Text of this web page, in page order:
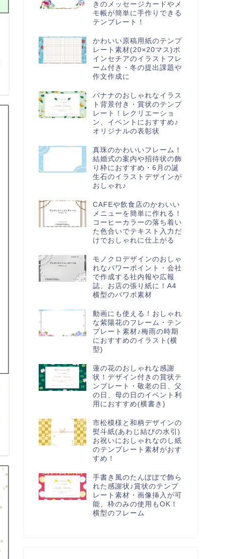
きのメッセージカードやメ
モ帳が簡単に手作りできる
テンプレート！
かわいい原稿用紙のテンプ
レート素材(20×20マス)ポ
インセチアのイラストフレ
ーム付き・冬の提出課題や
作文作成に
バナナのおしゃれなイラス
ト背景付き・賞状のテンプ
レート！レクリエーショ
ン、イベントにおすすめ♪
オリジナルの表彰状
真珠のかわいいフレーム！
結婚式の案内や招待状の飾
り枠におすすめ・6月の誕
生石のイラストデザインが
おしゃれ♪
CAFEや飲食店のかわいい
メニューを簡単に作れる！
コーヒーカラーの落ち着い
た色合いでテキスト入力だ
けでおしゃれに仕上がる
モノクロデザインのおしゃ
れなパワーポイント・会社
で作成する社内報や広報
誌、お店の張り紙に！A4
横型のパワポ素材
動画にも使える！おしゃれ
な紫陽花のフレーム・テン
プレート素材♪梅雨の時期
におすすめのイラスト(横
型)
蓮の花のおしゃれな感謝
状！デザイン付きの賞状テ
ンプレート・敬老の日、父
の日、母の日のイベント利
用におすすめ(横書き)
市松模様と和柄デザインの
熨斗紙(あわじ結びの水引)
お祝いにおしゃれなのし紙
のテンプレート素材がおす
すめ！
手書き風のたんぽぽで飾ら
れた感謝状♪賞状のテンプ
レート素材・画像挿入が可
能、枠のみの使用もOK！
横型のフレーム